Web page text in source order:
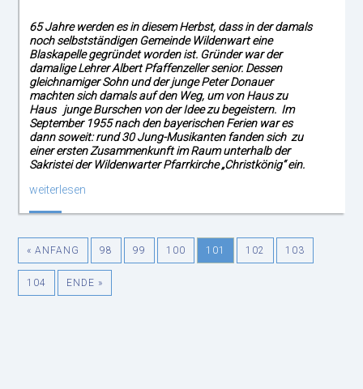
65 Jahre werden es in diesem Herbst, dass in der damals
noch selbstständigen Gemeinde Wildenwart eine
Blaskapelle gegründet worden ist. Gründer war der
damalige Lehrer Albert Pfaffenzeller senior. Dessen
gleichnamiger Sohn und der junge Peter Donauer
machten sich damals auf den Weg, um von Haus zu
Haus junge Burschen von der Idee zu begeistern. Im
September 1955 nach den bayerischen Ferien war es
dann soweit: rund 30 Jung-Musikanten fanden sich zu
einer ersten Zusammenkunft im Raum unterhalb der
Sakristei der Wildenwarter Pfarrkirche „Christkönig“ ein.
weiterlesen
« ANFANG 98 99 100 101 102 103
104 ENDE »